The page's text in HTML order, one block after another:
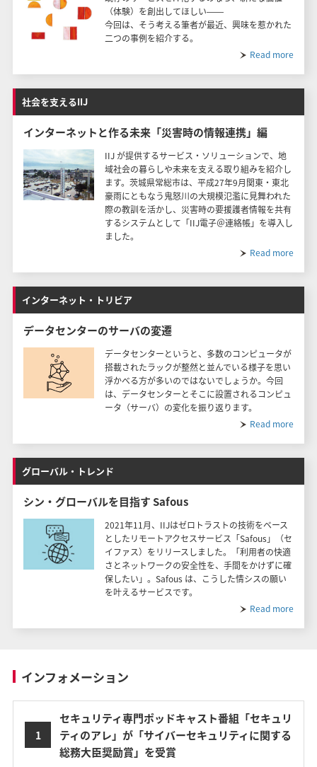
（体験）を創出してほしい――
今回は、そう考える筆者が最近、興味を惹かれた
二つの事例を紹介する。
Read more
社会を支えるIIJ
インターネットと作る未来「災害時の情報連携」編
IIJ が提供するサービス・ソリューションで、地
域社会の暮らしや未来を支える取り組みを紹介し
ます。茨城県常総市は、平成27年9月関東・東北
豪雨にともなう鬼怒川の大規模氾濫に見舞われた
際の教訓を活かし、災害時の要援護者情報を共有
するシステムとして「IIJ電子＠連絡帳」を導入し
ました。
Read more
インターネット・トリビア
データセンターのサーバの変遷
データセンターというと、多数のコンピュータが
搭載されたラックが整然と並んでいる様子を思い
浮かべる方が多いのではないでしょうか。今回
は、データセンターとそこに設置されるコンピュ
ータ（サーバ）の変化を振り返ります。
Read more
グローバル・トレンド
シン・グローバルを目指す Safous
2021年11月、IIJはゼロトラストの技術をベース
としたリモートアクセスサービス「Safous」（セ
イファス）をリリースしました。「利用者の快適
さとネットワークの安全性を、手間をかけずに確
保したい」。Safous は、こうした情シスの願い
を叶えるサービスです。
Read more
インフォメーション
1
セキュリティ専門ポッドキャスト番組「セキュリ
ティのアレ」が「サイバーセキュリティに関する
総務大臣奨励賞」を受賞